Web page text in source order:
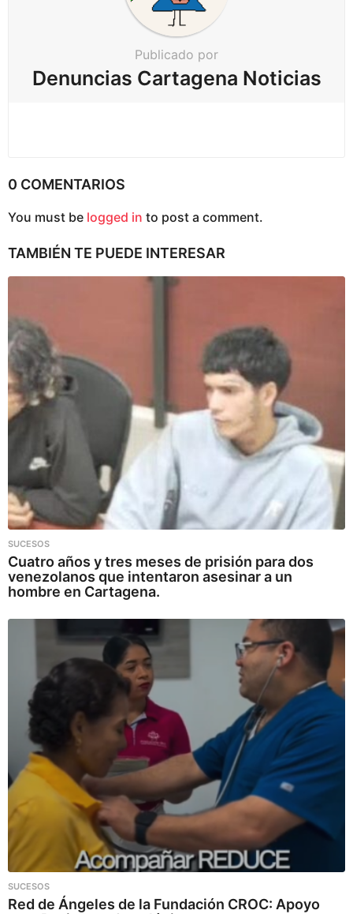
Publicado por
Denuncias Cartagena Noticias
0 COMENTARIOS
You must be logged in to post a comment.
TAMBIÉN TE PUEDE INTERESAR
SUCESOS
Cuatro años y tres meses de prisión para dos
venezolanos que intentaron asesinar a un
hombre en Cartagena.
SUCESOS
Red de Ángeles de la Fundación CROC: Apoyo